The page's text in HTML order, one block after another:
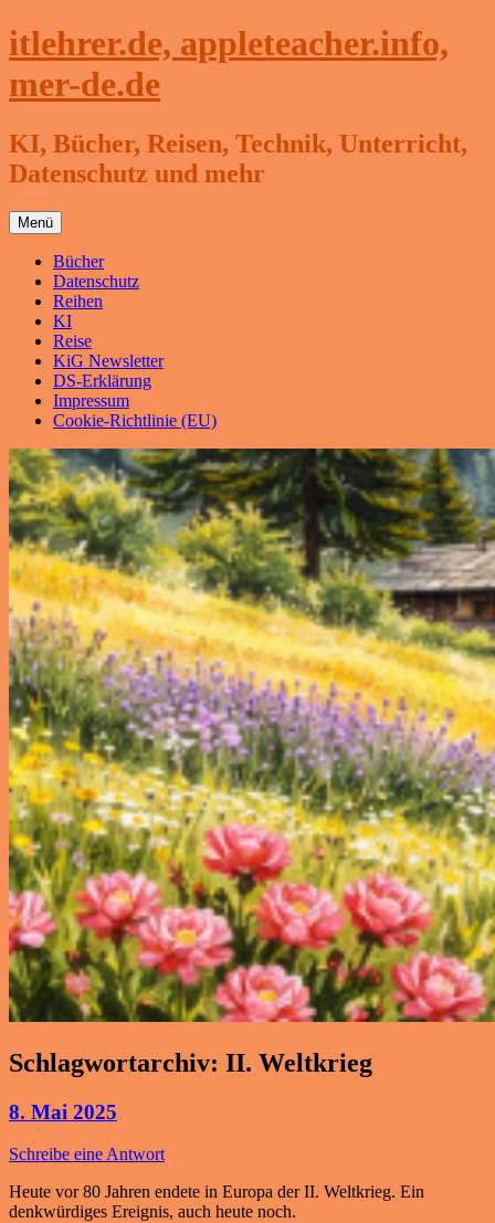
Zum
Inhalt
itlehrer.de, appleteacher.info,
mer-de.de
KI, Bücher, Reisen, Technik, Unterricht,
Datenschutz und mehr
Menü
Bücher
Datenschutz
Reihen
KI
Reise
KiG Newsletter
DS-Erklärung
Impressum
Cookie-Richtlinie (EU)
Schlagwortarchiv: II. Weltkrieg
8. Mai 2025
Schreibe eine Antwort
Heute vor 80 Jahren endete in Europa der II. Weltkrieg. Ein
denkwürdiges Ereignis, auch heute noch.